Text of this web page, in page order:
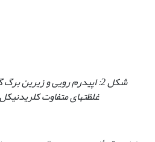
غلظت‏های متفاوت کلریدنیکل